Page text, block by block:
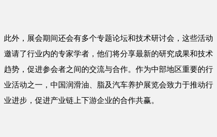
此外，展会期间还会有多个专题论坛和技术研讨会，这些活动
邀请了行业内的专家学者，他们将分享最新的研究成果和技术
趋势，促进参会者之间的交流与合作。作为中部地区重要的行
业活动之一，中国润滑油、脂及汽车养护展览会致力于推动行
业进步，促进产业链上下游企业的合作共赢。